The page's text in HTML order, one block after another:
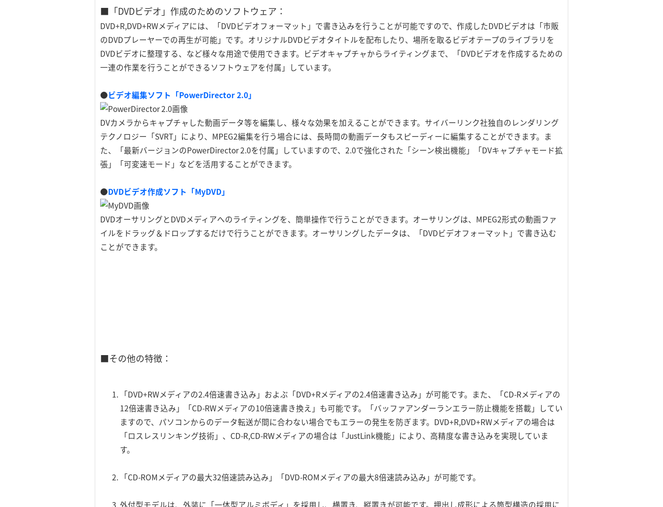
■「DVDビデオ」作成のためのソフトウェア：
DVD+R,DVD+RWメディアには、「DVDビデオフォーマット」で書き込みを行うことが可能ですので、作成したDVDビデオは「市販
のDVDプレーヤーでの再生が可能」です。オリジナルDVDビデオタイトルを配布したり、場所を取るビデオテープのライブラリを
DVDビデオに整理する、など様々な用途で使用できます。ビデオキャプチャからライティングまで、「DVDビデオを作成するための
一連の作業を行うことができるソフトウェアを付属」しています。
●ビデオ編集ソフト「PowerDirector 2.0」
DVカメラからキャプチャした動画データ等を編集し、様々な効果を加えることができます。サイバーリンク社独自のレンダリング
テクノロジー「SVRT」により、MPEG2編集を行う場合には、長時間の動画データもスピーディーに編集することができます。ま
た、「最新バージョンのPowerDirector 2.0を付属」していますので、2.0で強化された「シーン検出機能」「DVキャプチャモード拡
張」「可変速モード」などを活用することができます。
●DVDビデオ作成ソフト「MyDVD」
DVDオーサリングとDVDメディアへのライティングを、簡単操作で行うことができます。オーサリングは、MPEG2形式の動画ファ
イルをドラッグ＆ドロップするだけで行うことができます。オーサリングしたデータは、「DVDビデオフォーマット」で書き込む
ことができます。
■その他の特徴：
「DVD+RWメディアの2.4倍速書き込み」およぶ「DVD+Rメディアの2.4倍速書き込み」が可能です。また、「CD-Rメディアの
12倍速書き込み」「CD-RWメディアの10倍速書き換え」も可能です。「バッファアンダーランエラー防止機能を搭載」してい
ますので、パソコンからのデータ転送が間に合わない場合でもエラーの発生を防ぎます。DVD+R,DVD+RWメディアの場合は
「ロスレスリンキング技術」、CD-R,CD-RWメディアの場合は「JustLink機能」により、高精度な書き込みを実現していま
す。
「CD-ROMメディアの最大32倍速読み込み」「DVD-ROMメディアの最大8倍速読み込み」が可能です。